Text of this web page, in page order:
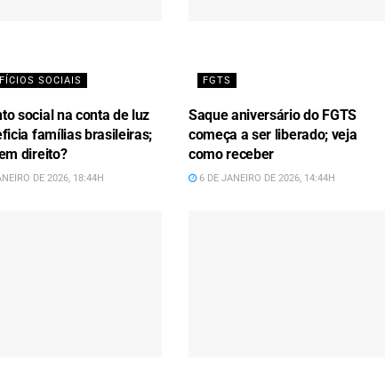
SOCIAIS
social na conta de luz
famílias brasileiras;
direito?
DE 2026, 18:44H
FGTS
Saque aniversário do FGTS
começa a ser liberado; veja
como receber
6 DE JANEIRO DE 2026, 14:44H